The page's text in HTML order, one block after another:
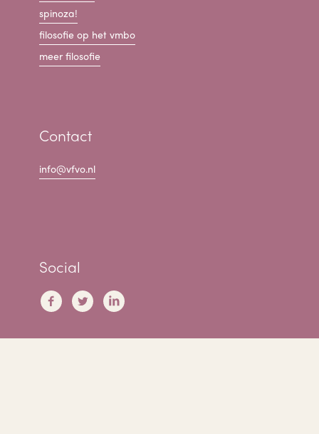
spinoza!
filosofie op het vmbo
meer filosofie
Contact
info@vfvo.nl
Social